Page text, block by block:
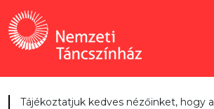
Tájékoztatjuk kedves nézőinket, hogy a